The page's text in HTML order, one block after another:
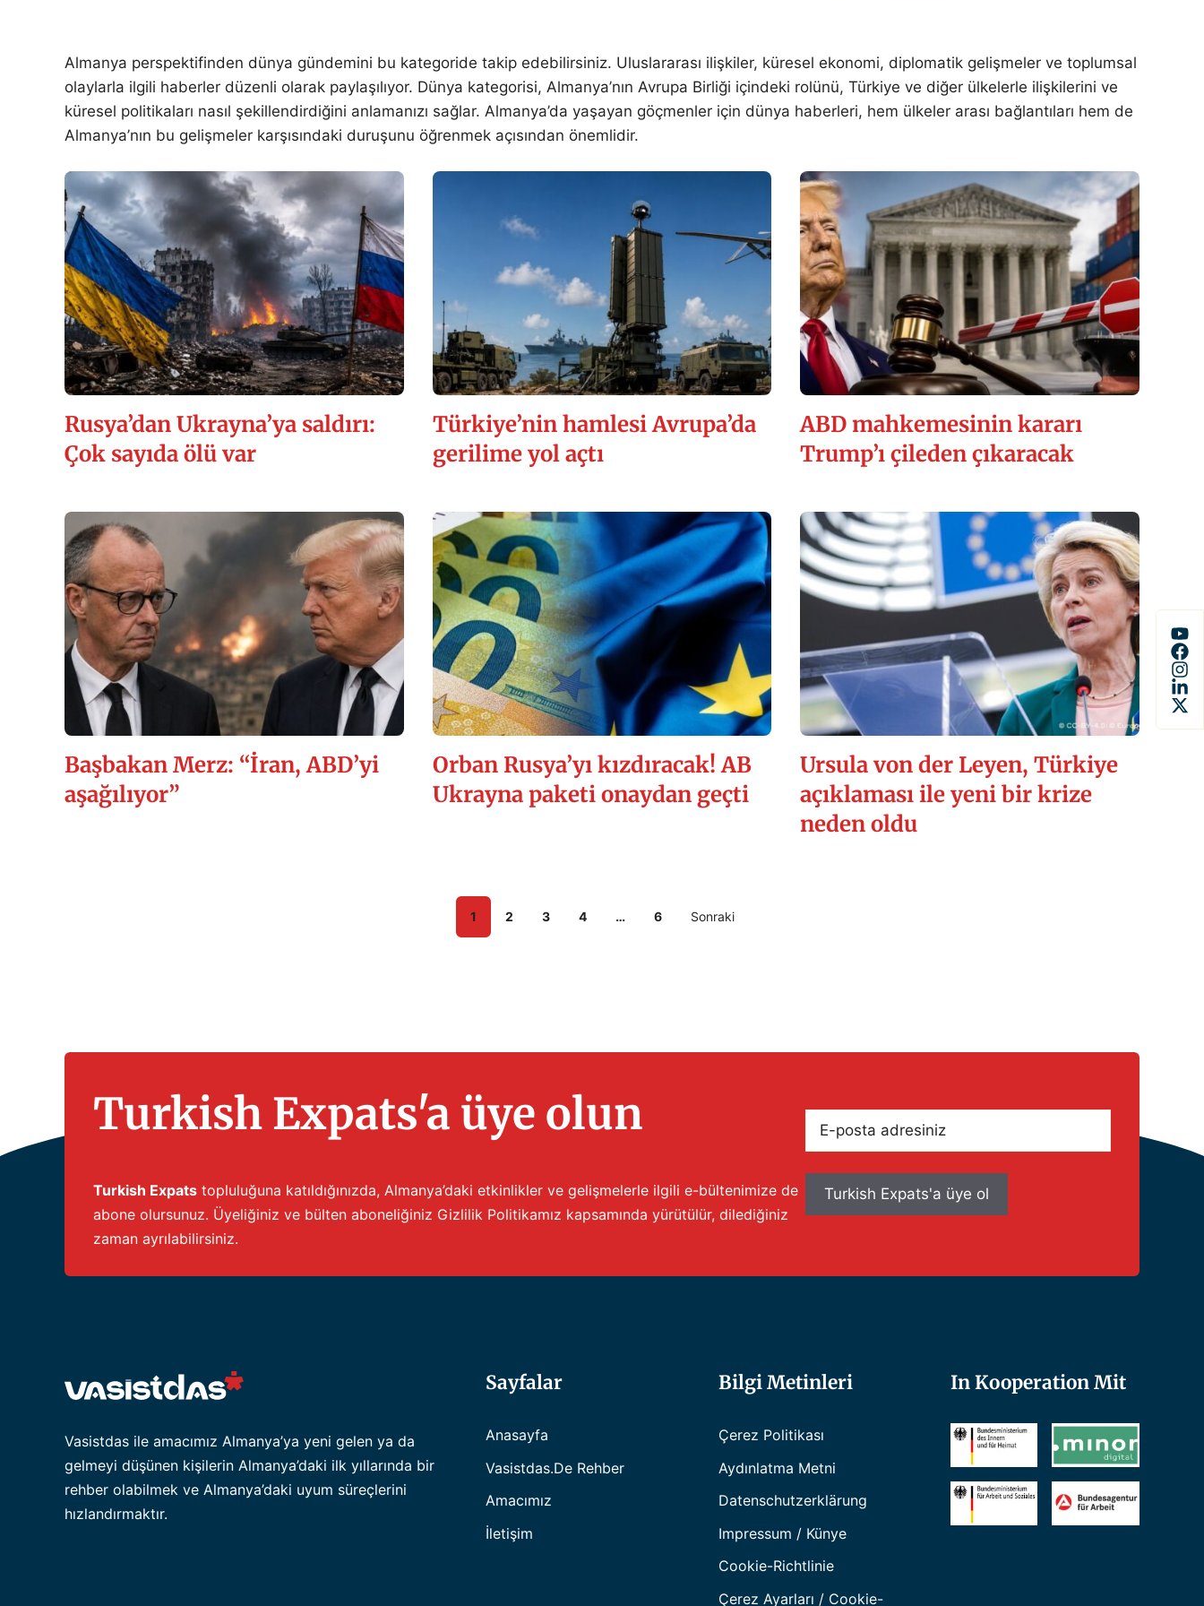
Almanya perspektifinden dünya gündemini bu kategoride takip edebilirsiniz. Uluslararası ilişkiler, küresel ekonomi, diplomatik gelişmeler ve toplumsal
olaylarla ilgili haberler düzenli olarak paylaşılıyor. Dünya kategorisi, Almanya’nın Avrupa Birliği içindeki rolünü, Türkiye ve diğer ülkelerle ilişkilerini ve
küresel politikaları nasıl şekillendirdiğini anlamanızı sağlar. Almanya’da yaşayan göçmenler için dünya haberleri, hem ülkeler arası bağlantıları hem de
Almanya’nın bu gelişmeler karşısındaki duruşunu öğrenmek açısından önemlidir.
Rusya’dan Ukrayna’ya saldırı:
Çok sayıda ölü var
Türkiye’nin hamlesi Avrupa’da
gerilime yol açtı
ABD mahkemesinin kararı
Trump’ı çileden çıkaracak
Başbakan Merz: “İran, ABD’yi
aşağılıyor”
Orban Rusya’yı kızdıracak! AB
Ukrayna paketi onaydan geçti
Ursula von der Leyen, Türkiye
açıklaması ile yeni bir krize
neden oldu
1 2 3 4 … 6 Sonraki
Turkish Expats'a üye olun
Turkish Expats topluluğuna katıldığınızda, Almanya’daki etkinlikler ve gelişmelerle ilgili e-bültenimize de
abone olursunuz. Üyeliğiniz ve bülten aboneliğiniz Gizlilik Politikamız kapsamında yürütülür, dilediğiniz
zaman ayrılabilirsiniz.
posta
Vasistdas ile amacımız Almanya’ya yeni gelen ya da
gelmeyi düşünen kişilerin Almanya’daki ilk yıllarında bir
rehber olabilmek ve Almanya’daki uyum süreçlerini
hızlandırmaktır.
Sayfalar
Anasayfa
Vasistdas.de Rehber
Amacımız
İletişim
Bilgi Metinleri
Çerez Politikası
Aydınlatma Metni
Datenschutzerklärung
Impressum / Künye
Cookie-Richtlinie
Çerez Ayarları / Cookie-
In Kooperation Mit